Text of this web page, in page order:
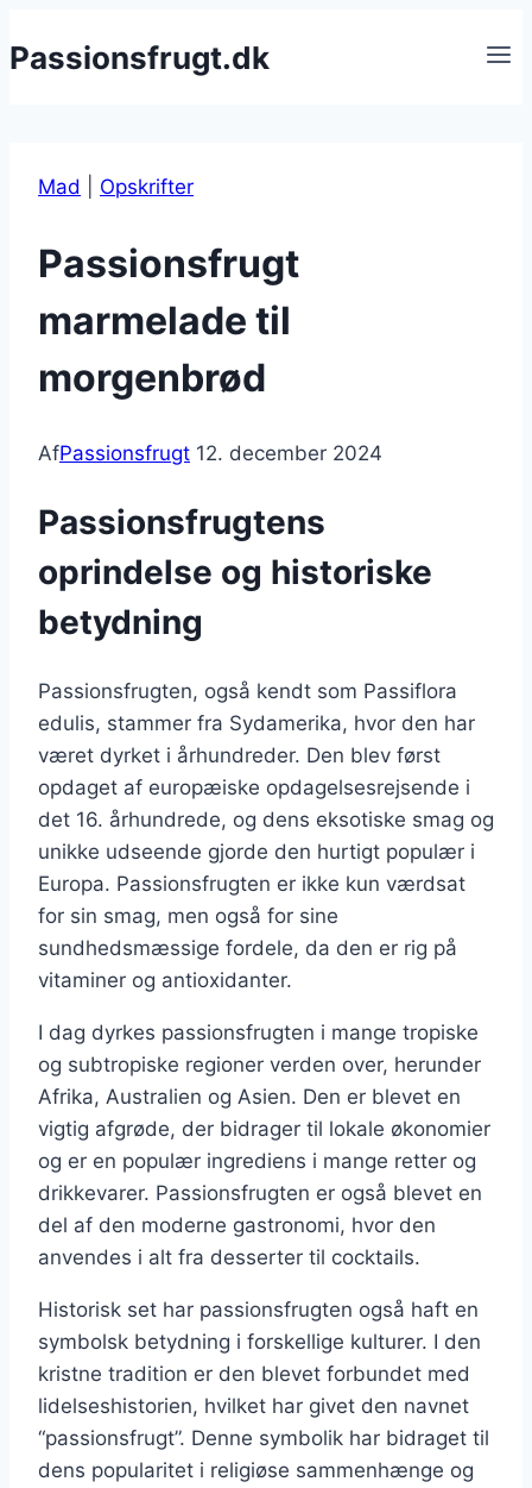
til
Passionsfrugt.dk
Mad Opskrifter
Passionsfrugt
marmelade til
morgenbrød
AfPassionsfrugt 12. december 2024
Passionsfrugtens
oprindelse og historiske
betydning
Passionsfrugten, også kendt som Passiflora
edulis, stammer fra Sydamerika, hvor den har
været dyrket i århundreder. Den blev først
opdaget af europæiske opdagelsesrejsende i
det 16. århundrede, og dens eksotiske smag og
unikke udseende gjorde den hurtigt populær i
Europa. Passionsfrugten er ikke kun værdsat
for sin smag, men også for sine
sundhedsmæssige fordele, da den er rig på
vitaminer og antioxidanter.
I dag dyrkes passionsfrugten i mange tropiske
og subtropiske regioner verden over, herunder
Afrika, Australien og Asien. Den er blevet en
vigtig afgrøde, der bidrager til lokale økonomier
og er en populær ingrediens i mange retter og
drikkevarer. Passionsfrugten er også blevet en
del af den moderne gastronomi, hvor den
anvendes i alt fra desserter til cocktails.
Historisk set har passionsfrugten også haft en
symbolsk betydning i forskellige kulturer. I den
kristne tradition er den blevet forbundet med
lidelseshistorien, hvilket har givet den navnet
“passionsfrugt”. Denne symbolik har bidraget til
dens popularitet i religiøse sammenhænge og